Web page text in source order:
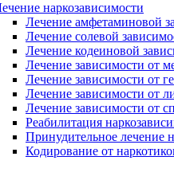
наркозависимости
Лечение амфетаминовой
Лечение солевой
Лечение кодеиновой
Лечение зависимости от
Лечение зависимости от
Лечение зависимости от
Лечение зависимости от
Реабилитация
Принудительное лечение
Кодирование от